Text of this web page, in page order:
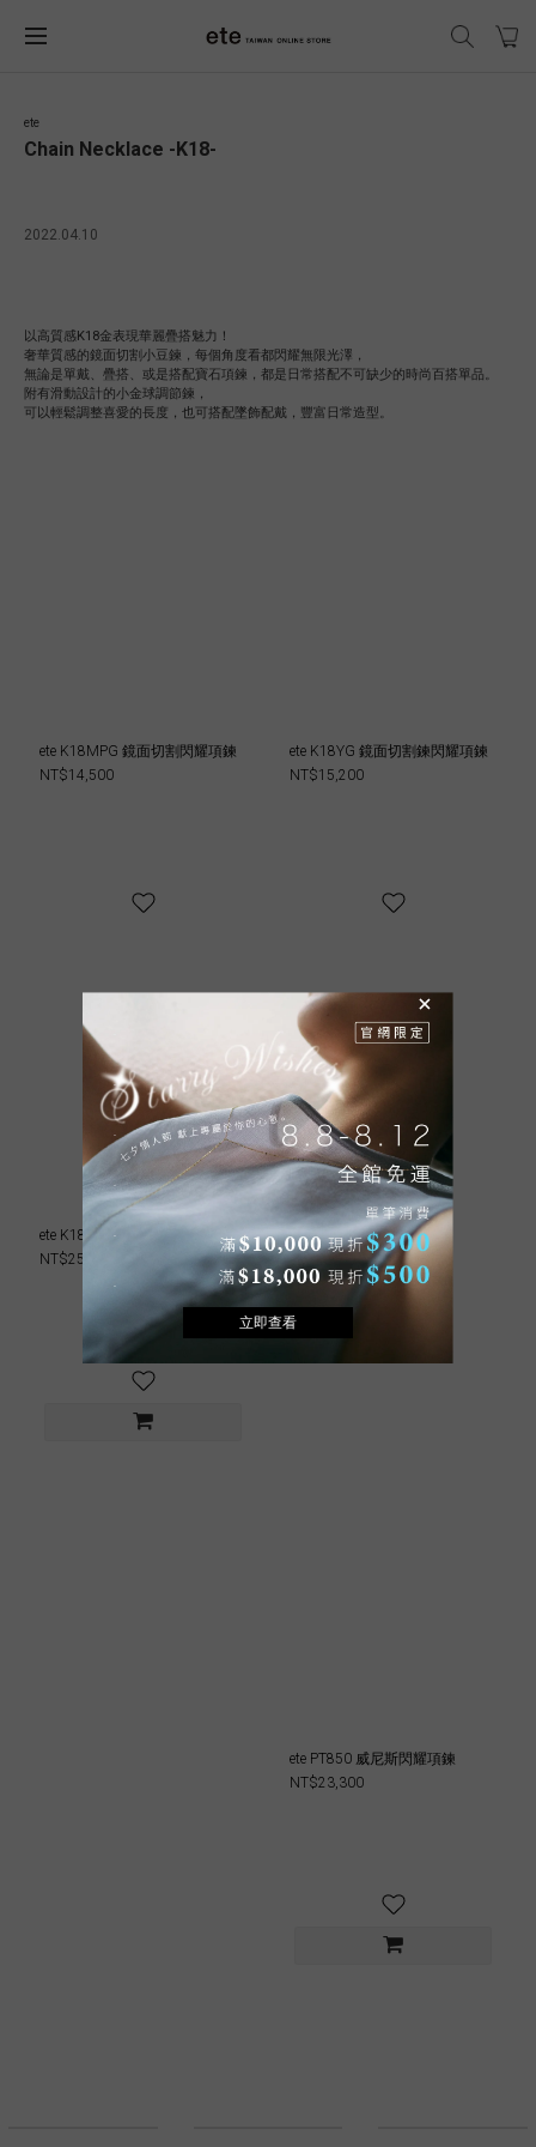
ete
Chain Necklace -K18-
2022.04.10
以高質感K18金表現華麗疊搭魅力！
奢華質感的鏡面切割小豆鍊，每個角度看都閃耀無限光澤，
無論是單戴、疊搭、或是搭配寶石項鍊，都是日常搭配不可缺少的時尚百搭單品。
附有滑動設計的小金球調節鍊，
可以輕鬆調整喜愛的長度，也可搭配墜飾配戴，豐富日常造型。
ete K18MPG 鏡面切割閃耀項鍊
NT$14,500
ete K18YG 鏡面切割鍊閃耀項鍊
NT$15,200
ete K18YG 威尼斯閃耀項鍊
NT$25,200
ete PT850 威尼斯閃耀項鍊
NT$23,300